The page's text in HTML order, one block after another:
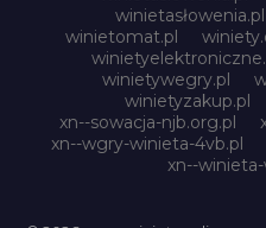
winietasłowenia.pl
winietomat.pl
winietywegry.pl
winietyzakup.pl
xn--sowacja-njb.org.pl
xn--wgry-winieta-4vb.pl
xn--